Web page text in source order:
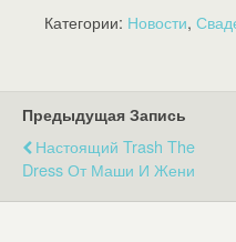
Категории: Новости,
Предыдущая Запись
Настоящий Trash The
Dress От Маши И Жени